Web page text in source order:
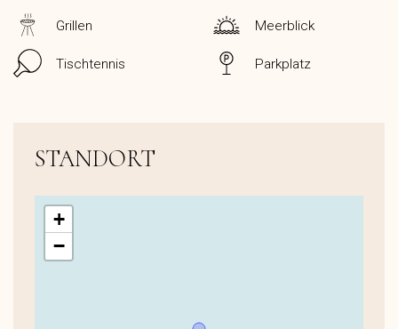
Grillen Meerblick
Tischtennis Parkplatz
STANDORT
+
−